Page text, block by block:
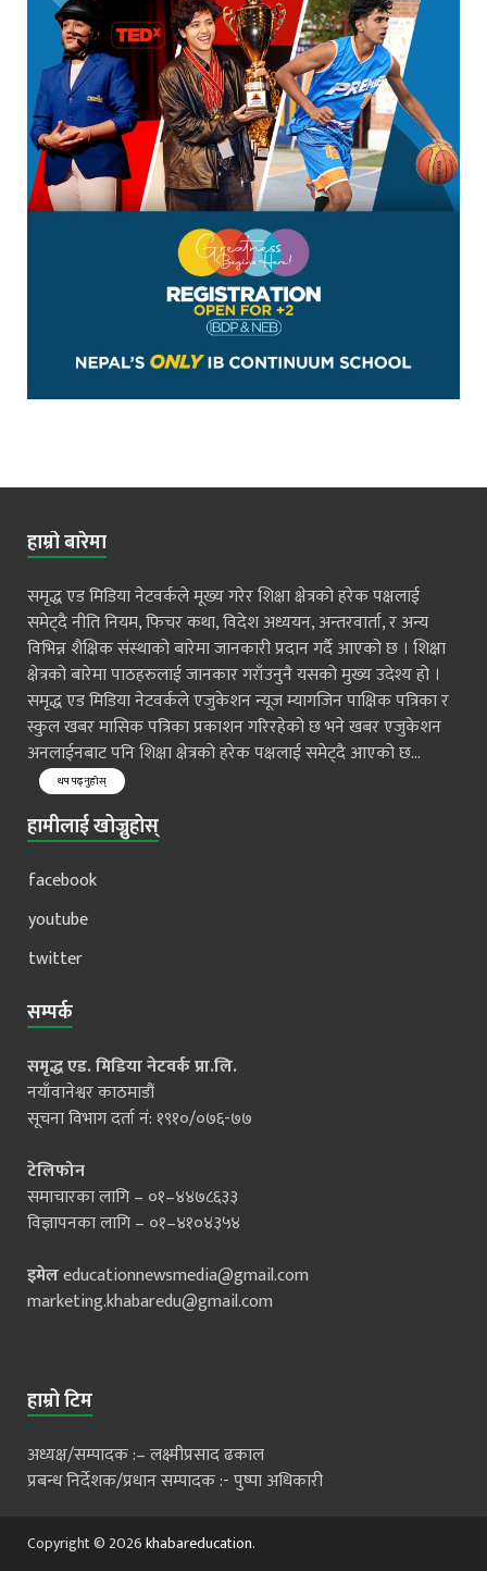
हाम्रो बारेमा
समृद्ध एड मिडिया नेटवर्कले मूख्य गरेर शिक्षा क्षेत्रको हरेक पक्षलाई
समेट्दै नीति नियम, फिचर कथा, विदेश अध्ययन, अन्तरवार्ता, र अन्य
विभिन्न शैक्षिक संस्थाको बारेमा जानकारी प्रदान गर्दै आएको छ । शिक्षा
क्षेत्रको बारेमा पाठहरुलाई जानकार गराँउनुनै यसको मुख्य उदेश्य हो ।
समृद्ध एड मिडिया नेटवर्कले एजुकेशन न्यूज म्यागजिन पाक्षिक पत्रिका र
स्कुल खबर मासिक पत्रिका प्रकाशन गरिरहेको छ भने खबर एजुकेशन
अनलाईनबाट पनि शिक्षा क्षेत्रको हरेक पक्षलाई समेट्दै आएको छ...
थप पढ्नुहोस्
हामीलाई खोज्नुहोस्
facebook
youtube
twitter
सम्पर्क
समृद्ध एड. मिडिया नेटवर्क प्रा.लि.
नयाँवानेश्वर काठमाडौं
सूचना विभाग दर्ता नं: १९१०/०७६-७७
टेलिफोन
समाचारका लागि – ०१–४४७८६३३
विज्ञापनका लागि – ०१–४१०४३५४
इमेलeducationnewsmedia@gmail.com
marketing.khabaredu@gmail.com
हाम्रो टिम
अध्यक्ष/सम्पादक :– लक्ष्मीप्रसाद ढकाल
प्रबन्ध निर्देशक/प्रधान सम्पादक :- पुष्पा अधिकारी
Copyright © 2026khabareducation.